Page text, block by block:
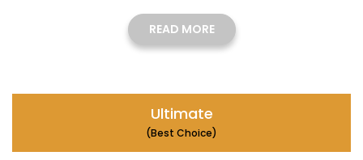
READ MORE
Ultimate
(Best Choice)